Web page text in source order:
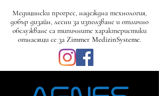
Медицински прогрес, надеждна технология,
добър дизайн, лесни за използване и отлично
обслужване са типичните характеристики
отнасящи се за Zimmer MedizinSysteme.